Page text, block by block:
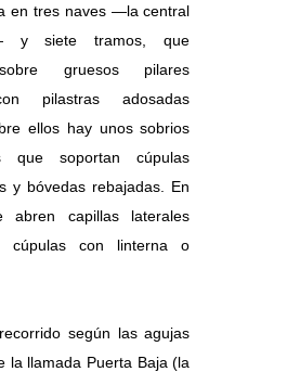
en tres naves —la central
y siete tramos, que
gruesos pilares
pilastras adosadas
ellos hay unos sobrios
que soportan cúpulas
y bóvedas rebajadas. En
abren capillas laterales
cúpulas con linterna o
según las agujas
la llamada Puerta Baja (la